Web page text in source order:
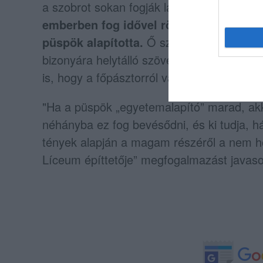
a szobrot sokan fogják látni
emberben fog idővel rögzülni az,
püspök alapította. Ő szerintük ehhez
bizonyára helytálló szöveg van írva. Az
is, hogy a főpásztorról van elnevezve az
"Ha a püspök „egyetemalapító” marad,
néhányba ez fog bevésődni, és ki tudja,
tények alapján a magam részéről a nem
Líceum építtetője” megfogalmazást